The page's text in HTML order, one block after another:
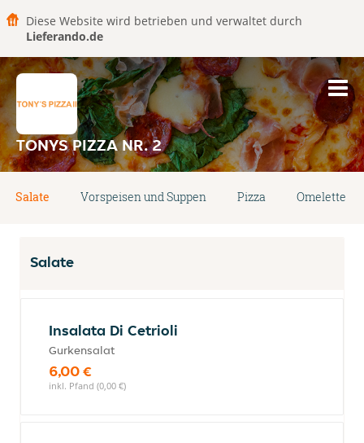
Diese Website wird betrieben und verwaltet durch
Lieferando.de
TONYS PIZZA NR. 2
Salate Vorspeisen und Suppen Pizza Omelette
Salate
Insalata Di Cetrioli
Gurkensalat
6,00 €
inkl. Pfand (0,00 €)